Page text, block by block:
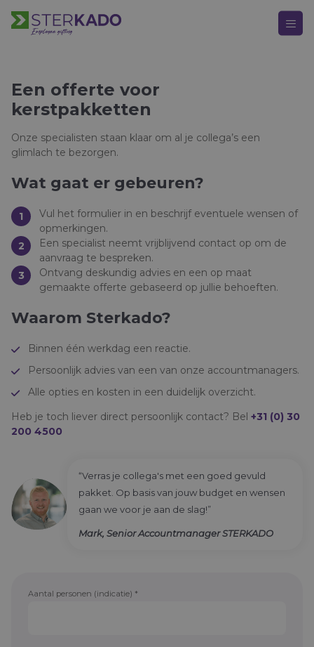
HOOFDMENU
Keuze Kado
Kerstpakketten
Kerst
Bedankje
Verjaardag
Alle momenten
MENU
Vacatures
Contact
Giftcard verzilveren
Direct bestellen
Een offerte voor
kerstpakketten
Onze specialisten staan klaar om al je collega’s een
glimlach te bezorgen.
Wat gaat er gebeuren?
Vul het formulier in en beschrijf eventuele wensen of
opmerkingen.
Een specialist neemt vrijblijvend contact op om de
aanvraag te bespreken.
Ontvang deskundig advies en een op maat
gemaakte offerte gebaseerd op jullie behoeften.
Waarom Sterkado?
Binnen één werkdag een reactie.
Persoonlijk advies van een van onze accountmanagers.
Alle opties en kosten in een duidelijk overzicht.
Heb je toch liever direct persoonlijk contact? Bel +31 (0) 30
200 4500
“Verras je collega's met een goed gevuld
pakket. Op basis van jouw budget en wensen
gaan we voor je aan de slag!”
Mark, Senior Accountmanager STERKADO
Aantal personen (indicatie) *